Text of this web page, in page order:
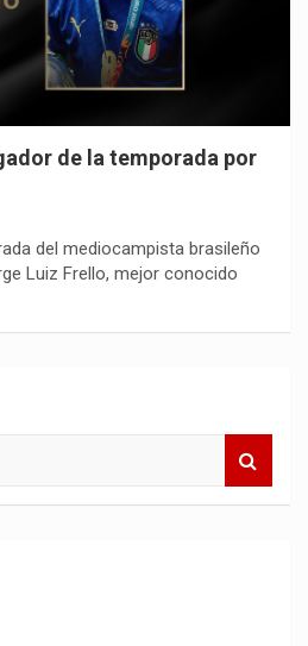
de la temporada por
del mediocampista brasileño
Luiz Frello, mejor conocido